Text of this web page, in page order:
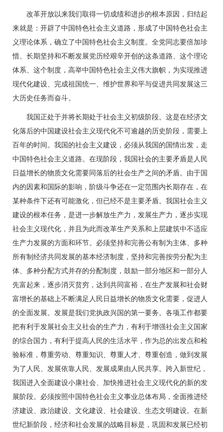
改革开放以来我们取得一切成绩和进步的根本原因，归结起
来就是：开辟了中国特色社会主义道路，形成了中国特色社会主
义理论体系，确立了中国特色社会主义制度。全党同志要倍加珍
惜、长期坚持和不断发展党历经艰辛开创的这条道路、这个理论
体系、这个制度，高举中国特色社会主义伟大旗帜，为实现推进
现代化建设、完成祖国统一、维护世界和平与促进共同发展这三
大历史任务而奋斗。
我国正处于并将长期处于社会主义初级阶段。这是在经济文
化落后的中国建设社会主义现代化不可逾越的历史阶段，需要上
百年的时间。我国的社会主义建设，必须从我国的国情出发，走
中国特色社会主义道路。在现阶段，我国社会的主要矛盾是人民
日益增长的物质文化需要同落后的社会生产之间的矛盾。由于国
内的因素和国际的影响，阶级斗争还在一定范围内长期存在，在
某种条件下还有可能激化，但已经不是主要矛盾。我国社会主义
建设的根本任务，是进一步解放生产力，发展生产力，逐步实现
社会主义现代化，并且为此而改革生产关系和上层建筑中不适应
生产力发展的方面和环节。必须坚持和完善公有制为主体、多种
所有制经济共同发展的基本经济制度，坚持和完善按劳分配为主
体、多种分配方式并存的分配制度，鼓励一部分地区和一部分人
先富起来，逐步消灭贫穷，达到共同富裕，在生产发展和社会财
富增长的基础上不断满足人民日益增长的物质文化需要，促进人
的全面发展。发展是我们党执政兴国的第一要务。各项工作都要
把有利于发展社会主义社会的生产力，有利于增强社会主义国家
的综合国力，有利于提高人民的生活水平，作为总的出发点和检
验标准，尊重劳动、尊重知识、尊重人才、尊重创造，做到发展
为了人民、发展依靠人民、发展成果由人民共享。跨入新世纪，
我国进入全面建设小康社会、加快推进社会主义现代化的新的发
展阶段。必须按照中国特色社会主义事业总体布局，全面推进经
济建设、政治建设、文化建设、社会建设、生态文明建设。在新
世纪新阶段，经济和社会发展的战略目标是，巩固和发展已经初